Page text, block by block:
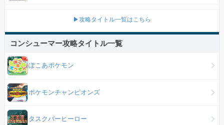
▶攻略タイトル一覧はこちら
コンシューマー攻略タイトル一覧
ぽこあポケモン
ポケモンチャンピオンズ
タスクバーヒーロー